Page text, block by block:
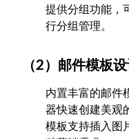
提供分组功能，
行分组管理。
（2）邮件模板
内置丰富的邮件
器快速创建美观
模板支持插入图